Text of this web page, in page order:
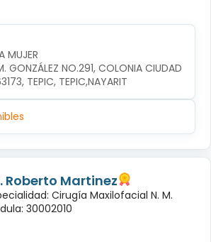
MUJER
GONZÁLEZ NO.291, COLONIA CIUDAD
TEPIC, TEPIC,NAYARIT
Roberto Martinez
Cirugía Maxilofacial N. M.
30002010